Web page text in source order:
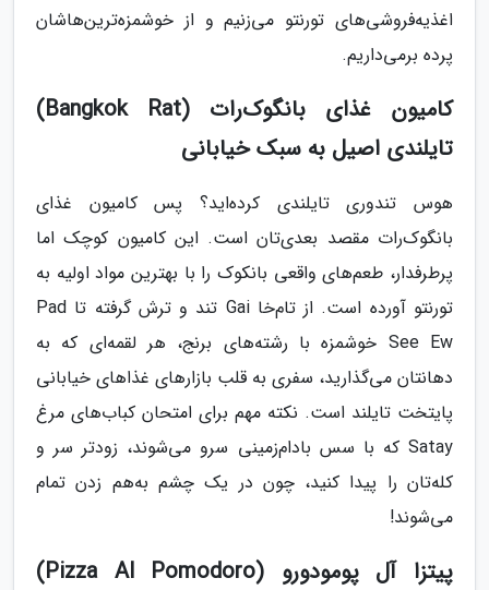
اغذیه‌فروشی‌های تورنتو می‌زنیم و از خوشمزه‌ترین‌هاشان
پرده برمی‌داریم.
کامیون غذای بانگوک‌رات (Bangkok Rat)
تایلندی اصیل به سبک خیابانی
هوس تندوری تایلندی کرده‌اید؟ پس کامیون غذای
بانگوک‌رات مقصد بعدی‌تان است. این کامیون کوچک اما
پرطرفدار، طعم‌های واقعی بانکوک را با بهترین مواد اولیه به
تورنتو آورده است. از تام‌خا Gai تند و ترش گرفته تا Pad
See Ew خوشمزه با رشته‌های برنج، هر لقمه‌ای که به
دهانتان می‌گذارید، سفری به قلب بازارهای غذاهای خیابانی
پایتخت تایلند است. نکته مهم برای امتحان کباب‌های مرغ
Satay که با سس بادام‌زمینی سرو می‌شوند، زودتر سر و
کله‌تان را پیدا کنید، چون در یک چشم به‌هم زدن تمام
می‌شوند!
پیتزا آل پومودورو (Pizza Al Pomodoro)